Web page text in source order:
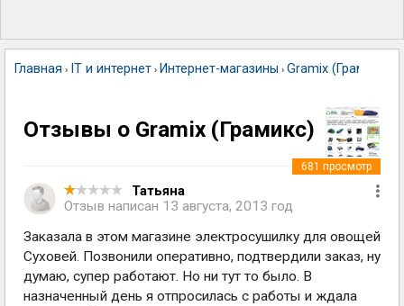
Главная › IT и интернет › Интернет-магазины › Gramix (Грамикс)
Отзывы о Gramix (Грамикс)
Татьяна
Отзыв написан 13 августа, 2013 год
681 просмотр
Заказала в этом магазине электросушилку для овощей
Суховей. Позвонили оперативно, подтвердили заказ, ну
думаю, супер работают. Но ни тут то было. В
назначенный день я отпросилась с работы и ждала